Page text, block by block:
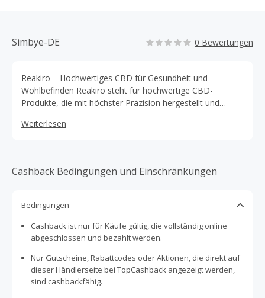
Simbye-DE 0 Bewertungen
Reakiro – Hochwertiges CBD für Gesundheit und
Wohlbefinden Reakiro steht für hochwertige CBD-
Produkte, die mit höchster Präzision hergestellt und
umfasst CBD-Öle, Kapseln, Hautpflege und Edibles, die
breiten Kundenstamm bietet Reakiro eine zuverlässige
Wahl für alle, die von den Vorteilen von CBD profitieren
möchte, kann zusätzlich sparen. Durch eine Bestellung
Rabattcodes und Gutscheine bei TopCashback, mit denen
sich CBD-Produkte noch günstiger erwerben lassen!
Weiterlesen
Cashback Bedingungen und Einschränkungen
Bedingungen
Cashback ist nur für Käufe gültig, die vollständig online
abgeschlossen und bezahlt werden.
Nur Gutscheine, Rabattcodes oder Aktionen, die direkt auf
dieser Händlerseite bei TopCashback angezeigt werden,
sind cashbackfähig.